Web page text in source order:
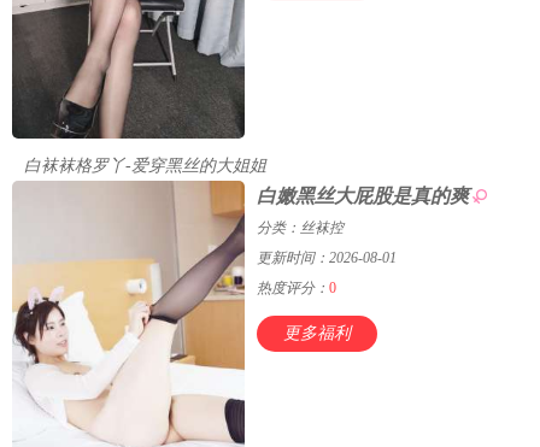
白袜袜格罗丫-爱穿黑丝的大姐姐
白嫩黑丝大屁股是真的爽
分类：丝袜控
更新时间：2026-08-01
热度评分：0
更多福利